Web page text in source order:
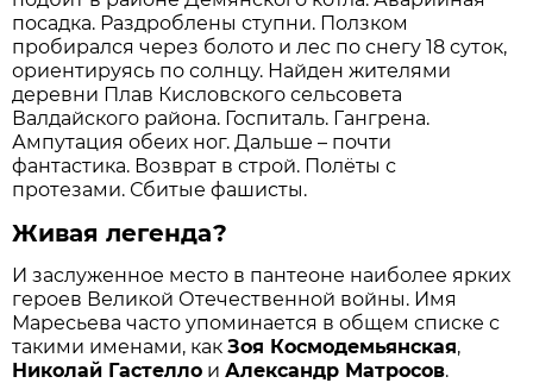
посадка. Раздроблены ступни. Ползком
пробирался через болото и лес по снегу 18 суток,
ориентируясь по солн­цу. Найден жителями
деревни Плав Кисловского сельсовета
Валдайского района. Госпиталь. Гангрена.
Ампутация обеих ног. Дальше – почти
фантастика. Возврат в строй. Полёты с
протезами. Сбитые фашисты.
Живая легенда?
И заслуженное место в пантеоне наиболее ярких
героев Великой Отечественной войны. Имя
Маресьева часто упоминается в общем списке с
такими именами, какЗоя Космодемьянская,
Николай Гастелло иАлександр Матросов.